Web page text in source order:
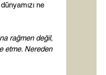
ne
rağmen değil,
etme. Nereden